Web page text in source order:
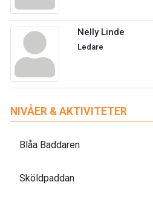
Nelly Linde
Ledare
NIVÅER & AKTIVITETER
Blåa Baddaren
Sköldpaddan